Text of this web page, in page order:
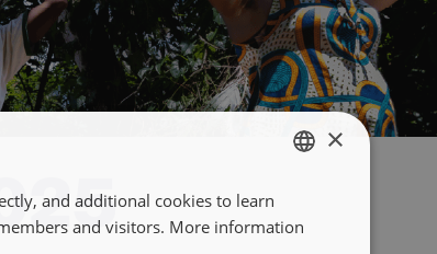
ENGLISH
FRANÇAIS
×
and additional cookies to learn
and visitors. More information